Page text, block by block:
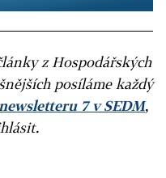
z Hospodářských
posíláme každý
7 v SEDM,